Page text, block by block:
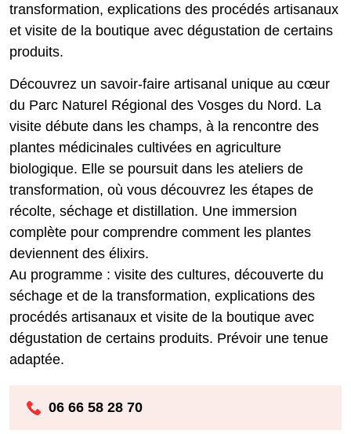
transformation, explications des procédés artisanaux
et visite de la boutique avec dégustation de certains
produits.
Découvrez un savoir-faire artisanal unique au cœur
du Parc Naturel Régional des Vosges du Nord. La
visite débute dans les champs, à la rencontre des
plantes médicinales cultivées en agriculture
biologique. Elle se poursuit dans les ateliers de
transformation, où vous découvrez les étapes de
récolte, séchage et distillation. Une immersion
complète pour comprendre comment les plantes
deviennent des élixirs.
Au programme : visite des cultures, découverte du
séchage et de la transformation, explications des
procédés artisanaux et visite de la boutique avec
dégustation de certains produits. Prévoir une tenue
adaptée.
06 66 58 28 70